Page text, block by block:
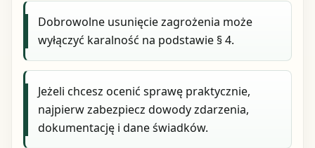
Dobrowolne usunięcie zagrożenia może
wyłączyć karalność na podstawie § 4.
Jeżeli chcesz ocenić sprawę praktycznie,
najpierw zabezpiecz dowody zdarzenia,
dokumentację i dane świadków.